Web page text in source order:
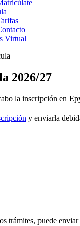
Virtual
2026/27
la inscripción en
y enviarla
trámites, puede enviar